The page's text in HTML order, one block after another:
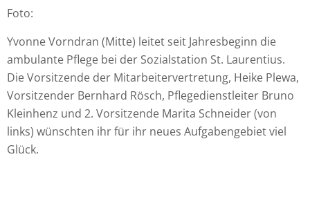
Foto:
Yvonne Vorndran (Mitte) leitet seit Jahresbeginn die
ambulante Pflege bei der Sozialstation St. Laurentius.
Die Vorsitzende der Mitarbeitervertretung, Heike Plewa,
Vorsitzender Bernhard Rösch, Pflegedienstleiter Bruno
Kleinhenz und 2. Vorsitzende Marita Schneider (von
links) wünschten ihr für ihr neues Aufgabengebiet viel
Glück.